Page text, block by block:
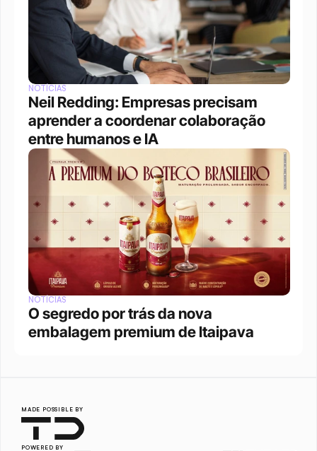
NOTÍCIAS
Neil Redding: Empresas precisam
aprender a coordenar colaboração
entre humanos e IA
NOTÍCIAS
O segredo por trás da nova
embalagem premium de Itaipava
MADE POSSIBLE BY
POWERED BY